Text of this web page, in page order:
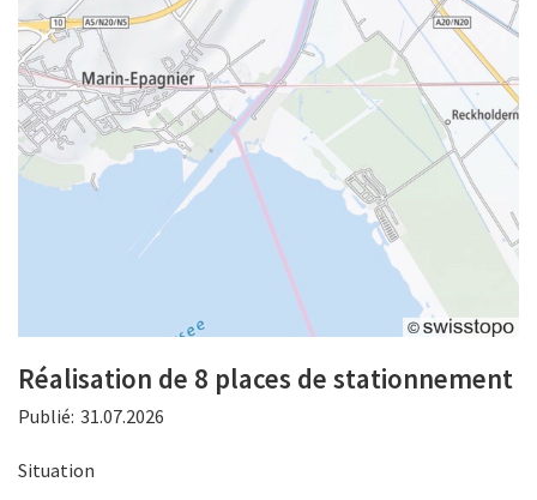
Réalisation de 8 places de stationnement
Publié: 31.07.2026
Situation